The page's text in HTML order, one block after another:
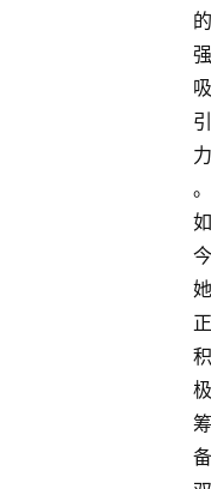
的
强
吸
引
力
。
如
今
她
正
积
极
筹
备